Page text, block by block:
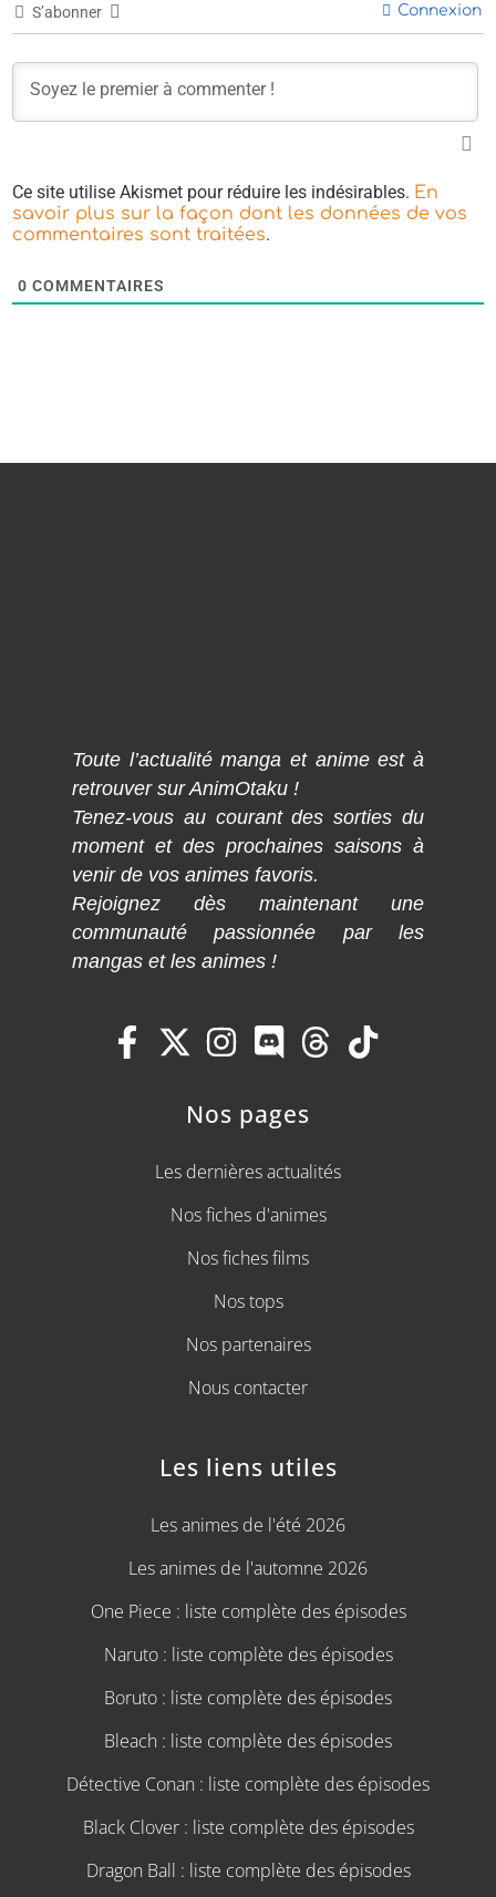
S’abonner Connexion
Ce site utilise Akismet pour réduire les indésirables. En
savoir plus sur la façon dont les données de vos
commentaires sont traitées.
0 COMMENTAIRES
Toute l’actualité manga et anime est à
retrouver sur AnimOtaku !
Tenez-vous au courant des sorties du
moment et des prochaines saisons à
venir de vos animes favoris.
Rejoignez dès maintenant une
communauté passionnée par les
mangas et les animes !
Nos pages
Les dernières actualités
Nos fiches d'animes
Nos fiches films
Nos tops
Nos partenaires
Nous contacter
Les liens utiles
Les animes de l'été 2026
Les animes de l'automne 2026
One Piece : liste complète des épisodes
Naruto : liste complète des épisodes
Boruto : liste complète des épisodes
Bleach : liste complète des épisodes
Détective Conan : liste complète des épisodes
Black Clover : liste complète des épisodes
Dragon Ball : liste complète des épisodes